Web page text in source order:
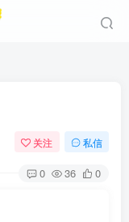
关注 私信
0 36 0